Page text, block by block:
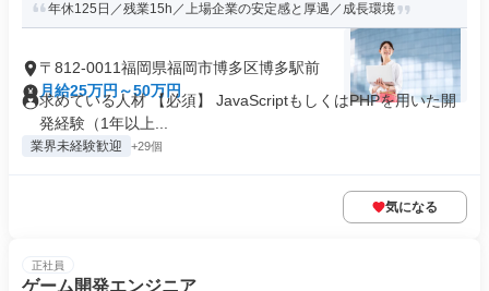
年休125日／残業15h／上場企業の安定感と厚遇／成長環境
〒812-0011福岡県福岡市博多区博多駅前
月給25万円～50万円
求めている人材 【必須】 JavaScriptもしくはPHPを用いた開
発経験（1年以上...
業界未経験歓迎 +29個
気になる
正社員
ゲーム開発エンジニア